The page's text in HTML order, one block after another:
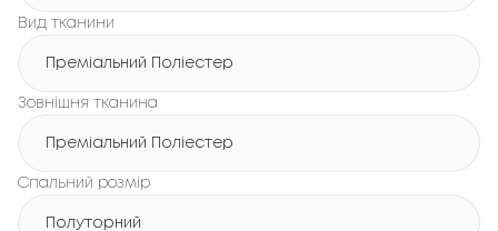
Вид тканини
Преміальний Поліестер
Зовнішня тканина
Преміальний Поліестер
Спальний розмір
Полуторний